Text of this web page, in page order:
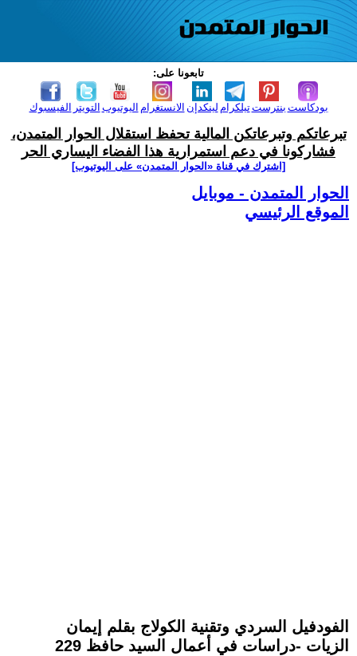
تابعونا على:
الفيسبوك التويتر اليوتيوب الانستغرام لينكدإن تيلكرامبنترست بودكاست
تبرعاتكم وتبرعاتكن المالية تحفظ استقلال الحوار المتمدن،
فشاركونا في دعم استمرارية هذا الفضاء اليساري الحر
[اشترك في قناة ‫«الحوار المتمدن» على اليوتيوب]
الحوار المتمدن - موبايل
الموقع الرئيسي
الفودفيل السردي وتقنية الكولاج بقلم إيمان
الزيات -دراسات في أعمال السيد حافظ 229